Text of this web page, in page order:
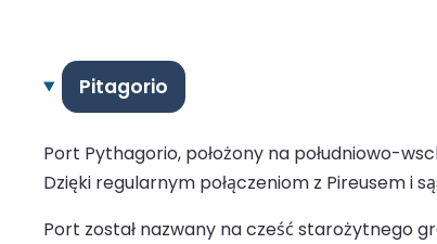
Pitagorio
Port Pythagorio, położony na południowo-
Dzięki regularnym połączeniom z Pireusem i
Port został nazwany na cześć starożytnego